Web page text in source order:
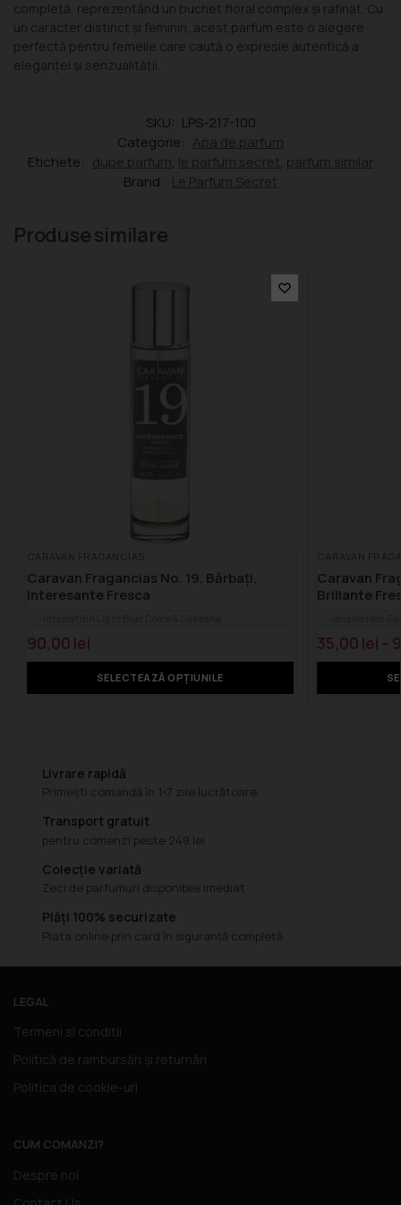
completă, reprezentând un buchet floral complex și rafinat. Cu
un caracter distinct și feminin, acest parfum este o alegere
perfectă pentru femeile care caută o expresie autentică a
eleganței și senzualității.
SKU: LPS-217-100
Categorie: Apa de parfum
Etichete: dupe parfum, le parfum secret, parfum similar
Brand: Le Parfum Secret
Produse similare
Caravan Fragancias No. 19, Bărbați,
Interesante Fresca
90,00 lei
SELECTEAZĂ OPȚIUNILE
Caravan
Brillante
35,00 lei –
Livrare rapidă
Primești comandă în 1-7 zile lucrătoare
Transport gratuit
pentru comenzi peste 249 lei
Colecție variată
Zeci de parfumuri disponibile imediat
Plăți 100% securizate
Plata online prin card în siguranță completă
LEGAL
Termeni si conditii
Politică de rambursări și returnări
Politica de cookie-uri
CUM COMANZI?
Despre noi